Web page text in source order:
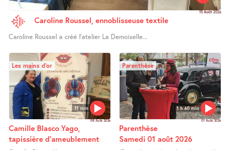
15 Août 2026
Caroline Roussel, ennoblisseuse textile
Caroline Roussel a créé l’atelier La Demoiselle...
11 min
Les mains d’or
08 Août 2026
Camille Blasco Yago,
tapissière d’ameublement
1 h 60 min
Parenthèse
01 Août 2026
Parenthèse
Samedi 01 août 2026